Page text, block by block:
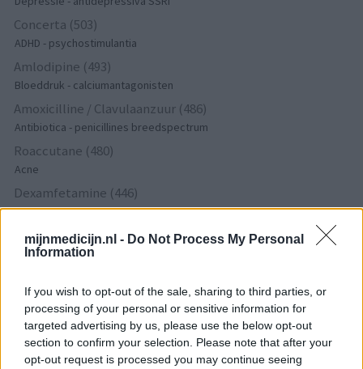
mijnmedicijn.nl - Do Not Process My Personal
Information
If you wish to opt-out of the sale, sharing to third parties, or
processing of your personal or sensitive information for
targeted advertising by us, please use the below opt-out
section to confirm your selection. Please note that after your
opt-out request is processed you may continue seeing
Concerta (503)
ADHD - psychostimulantia
Amlodipine (493)
Bloeddruk - calciumantagonisten
Amoxicilline / Clavulaanzuur (486)
Antibiotica - penicillines breedspectrum
Roaccutane (480)
Acne
Dexamfetamine (446)
ADHD - psychostimulantia
Euthyrox (436)
Schildklier - hypothyroidie (traagwerkend)
De reviews op deze pagina zijn door de gebruikers
gegenereerd en vervolgens gelezen en aangepast alvorens
goedkeuring, om zo te voldoen aan onze standaarden wat betreft
een review voor een medicijn. Voor het delen van ervaringen is